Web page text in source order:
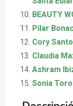
BEAUTY
Pilar
Cory
Claudia
Ashram
Sonia